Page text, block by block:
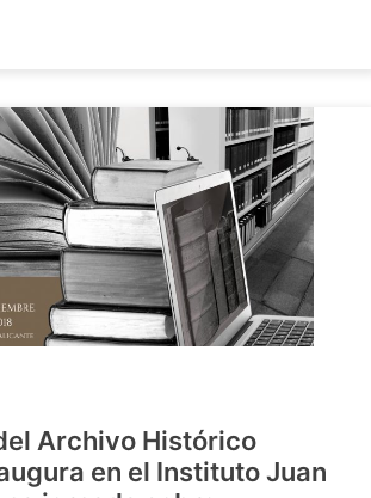
Archivo Histórico
en el Instituto Juan